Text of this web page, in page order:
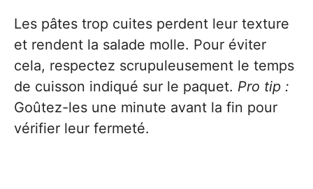
Les pâtes trop cuites perdent leur texture
et rendent la salade molle. Pour éviter
cela, respectez scrupuleusement le temps
de cuisson indiqué sur le paquet. Pro tip :
Goûtez-les une minute avant la fin pour
vérifier leur fermeté.